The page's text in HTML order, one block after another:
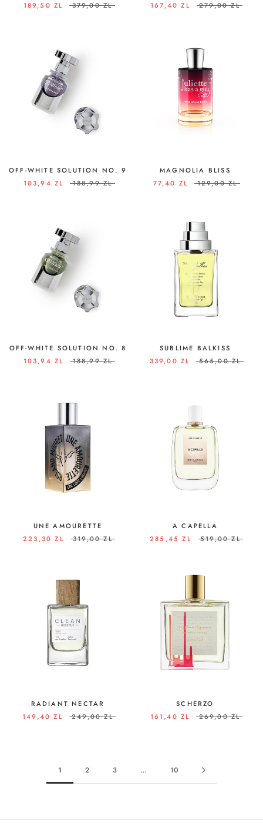
189,50 ZL
379,00 ZL
167,40 ZL
279,00 ZL
OFF-WHITE SOLUTION NO. 9
103,94 ZL
188,99 ZL
MAGNOLIA BLISS
77,40 ZL
129,00 ZL
OFF-WHITE SOLUTION NO. 8
103,94 ZL
188,99 ZL
SUBLIME BALKISS
339,00 ZL
565,00 ZL
UNE AMOURETTE
223,30 ZL
319,00 ZL
A CAPELLA
285,45 ZL
519,00 ZL
RADIANT NECTAR
149,40 ZL
249,00 ZL
SCHERZO
161,40 ZL
269,00 ZL
1 2 3 … 10